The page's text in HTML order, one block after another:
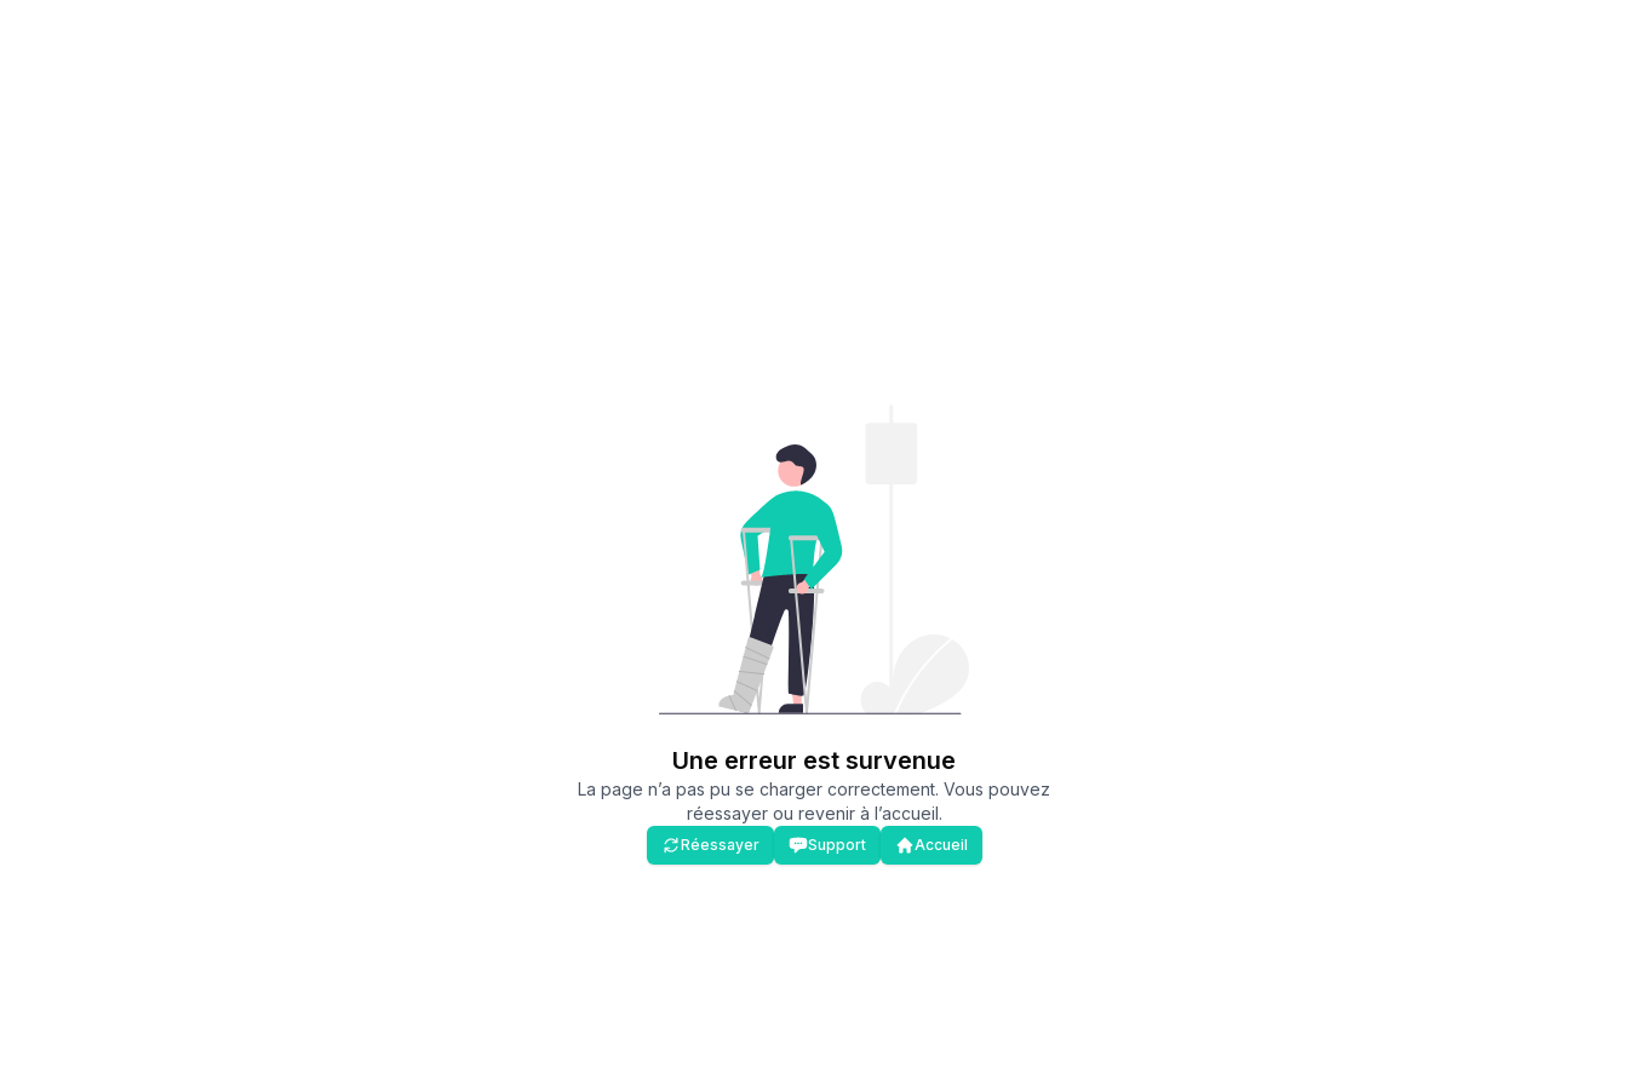
Une erreur est survenue
La page n’a pas pu se charger correctement. Vous pouvez
réessayer ou revenir à l’accueil.
Réessayer Support Accueil